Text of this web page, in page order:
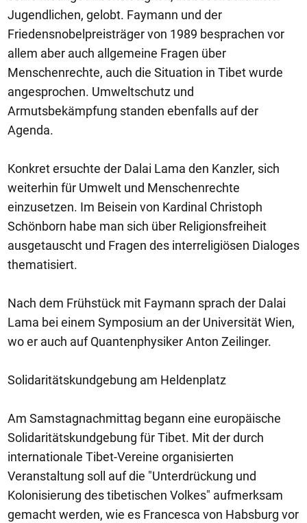
Jugendlichen, gelobt. Faymann und der
Friedensnobelpreisträger von 1989 besprachen vor
allem aber auch allgemeine Fragen über
Menschenrechte, auch die Situation in Tibet wurde
angesprochen. Umweltschutz und
Armutsbekämpfung standen ebenfalls auf der
Agenda.
Konkret ersuchte der Dalai Lama den Kanzler, sich
weiterhin für Umwelt und Menschenrechte
einzusetzen. Im Beisein von Kardinal Christoph
Schönborn habe man sich über Religionsfreiheit
ausgetauscht und Fragen des interreligiösen Dialoges
thematisiert.
Nach dem Frühstück mit Faymann sprach der Dalai
Lama bei einem Symposium an der Universität Wien,
wo er auch auf Quantenphysiker Anton Zeilinger.
Solidaritätskundgebung am Heldenplatz
Am Samstagnachmittag begann eine europäische
Solidaritätskundgebung für Tibet. Mit der durch
internationale Tibet-Vereine organisierten
Veranstaltung soll auf die "Unterdrückung und
Kolonisierung des tibetischen Volkes" aufmerksam
gemacht werden, wie es Francesca von Habsburg vor